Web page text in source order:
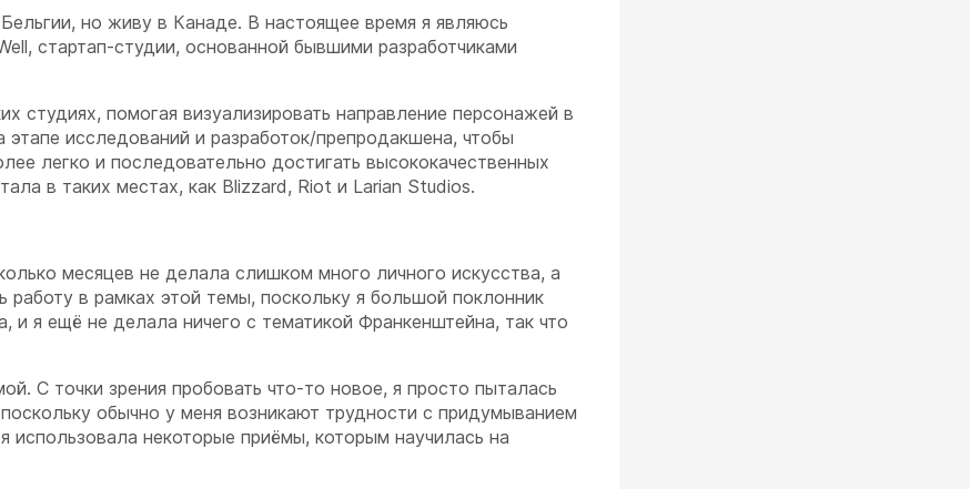
но живу в Канаде. В настоящее время я являюсь
стартап-студии, основанной бывшими разработчиками
студиях, помогая визуализировать направление персонажей в
исследований и разработок/препродакшена, чтобы
легко и последовательно достигать высококачественных
в таких местах, как Blizzard, Riot и Larian Studios.
месяцев не делала слишком много личного искусства, а
в рамках этой темы, поскольку я большой поклонник
и я ещё не делала ничего с тематикой Франкенштейна, так что
С точки зрения пробовать что-то новое, я просто пыталась
обычно у меня возникают трудности с придумыванием
использовала некоторые приёмы, которым научилась на